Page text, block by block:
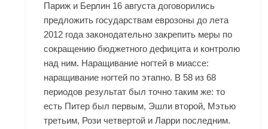
Париж и Берлин 16 августа договорились
предложить государствам еврозоны до лета
2012 года законодательно закрепить меры по
сокращению бюджетного дефицита и контролю
над ним. Наращивание ногтей в миассе:
наращивание ногтей по этапно. В 58 из 68
периодов результат был точно таким же: то
есть Питер был первым, Эшли второй, Мэтью
третьим, Рози четвертой и Ларри последним.